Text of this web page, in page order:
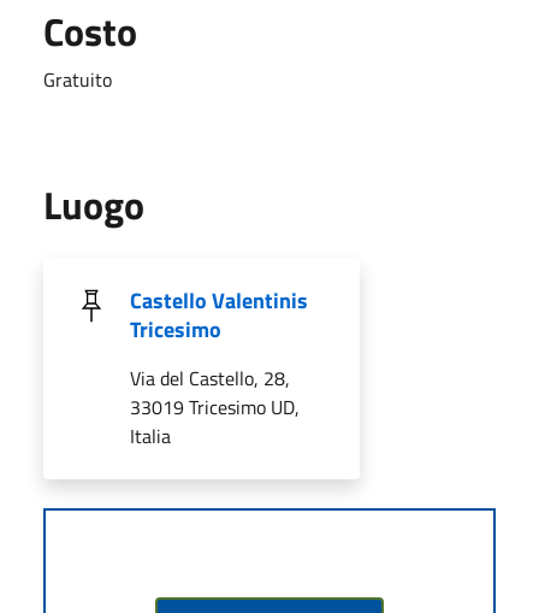
Costo
Gratuito
Luogo
Castello Valentinis
Tricesimo
Via del Castello, 28,
33019 Tricesimo UD,
Italia